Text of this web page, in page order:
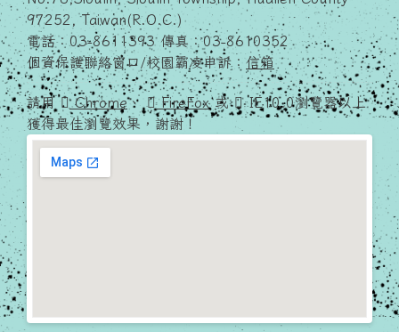
電話：03-8611393 傳真：03-8610352
個資保護聯絡窗口/校園霸凌申訴：
信箱
請用 Chrome、 FireFox或
IE10.0瀏覽器以上
獲得最佳瀏覽效果，謝謝！